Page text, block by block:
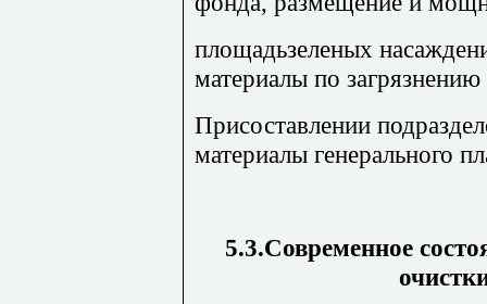
площадьзеленых
материалы по
Присоставлении
материалы генерального
5.3.Современное